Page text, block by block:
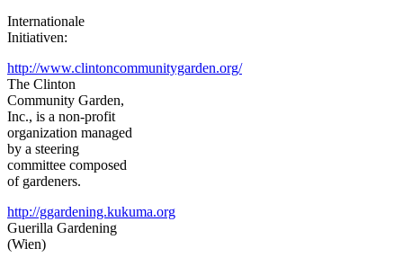
Internationale
Initiativen:
http://www.clintoncommunitygarden.org/
The Clinton
Community Garden,
Inc., is a non-profit
organization managed
by a steering
committee composed
of gardeners.
http://ggardening.kukuma.org
Guerilla Gardening
(Wien)